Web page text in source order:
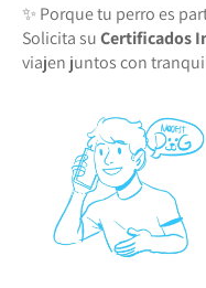
✨ Porque tu perro es
Solicita suCertificados
viajen juntos con